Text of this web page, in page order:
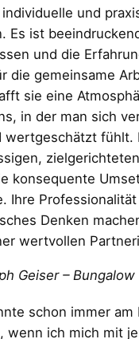
und
Es ist
und die
die gemeinsame
sie eine
in der man sich
wertgeschätzt fühlt.
konsequente
Ihre
Denken
wertvollen
Geiser – Bungalow
schon immer am
wenn ich mich mit